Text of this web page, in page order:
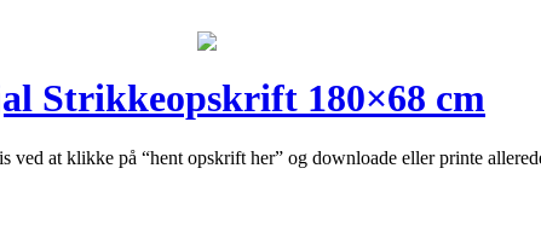
Strikkeopskrift 180×68 cm
at klikke på “hent opskrift her” og downloade eller printe